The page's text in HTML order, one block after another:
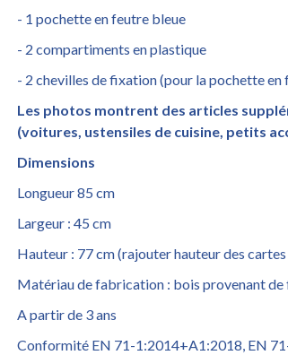
- 1 pochette en feutre bleue
- 2 compartiments en plastique
- 2 chevilles de fixation (pour la pochette en
Les photos montrent des articles
(voitures, ustensiles de cuisine, petits
Dimensions
Longueur 85 cm
Largeur : 45 cm
Hauteur : 77 cm (rajouter hauteur des
Matériau de fabrication : bois provenant
A partir de 3 ans
Conformité EN 71-1:2014+A1:2018, EN